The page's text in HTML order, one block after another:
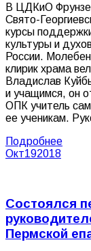
В ЦДКиО
Свято-
курсы
культуры и
России.
клирик храма
Владислав
и учащимся, он
ОПК учитель
ее ученикам.
Подробнее
Окт192018
Состоялся
Пермской